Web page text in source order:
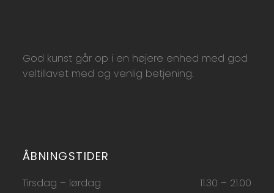
God kunst går op i en højere enhed med god
veltillavet med og venlig betjening.​​​
ÅBNINGSTIDER​
Tirsdag – lørdag 11.30 – 21.00​